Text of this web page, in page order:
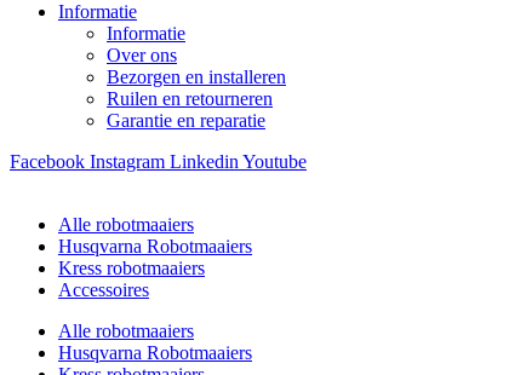
Informatie
Informatie
Over ons
Bezorgen en installeren
Ruilen en retourneren
Garantie en reparatie
Facebook Instagram Linkedin Youtube
Alle robotmaaiers
Husqvarna Robotmaaiers
Kress robotmaaiers
Accessoires
Alle robotmaaiers
Husqvarna Robotmaaiers